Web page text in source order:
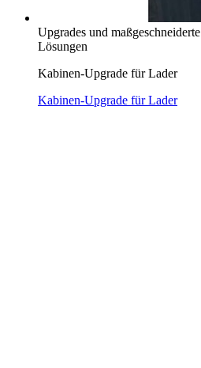
Upgrades und maßgeschneiderte
Lösungen
Kabinen-Upgrade für Lader
Kabinen-Upgrade für Lader